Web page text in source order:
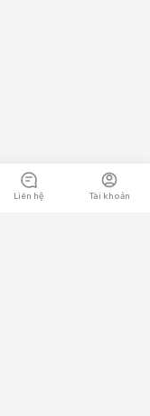
Liên hệ Tài khoản